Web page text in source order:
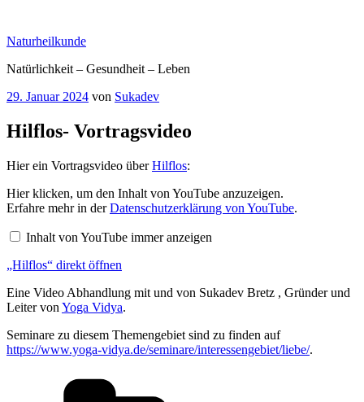
springen
Naturheilkunde
Natürlichkeit – Gesundheit – Leben
Veröffentlicht
29. Januar 2024 von Sukadev
Hilflos- Vortragsvideo
Hier ein Vortragsvideo überHilflos:
„Hilflos“
von
YouTube
Hier klicken, um den Inhalt von YouTube anzuzeigen.
Erfahre mehr in derDatenschutzerklärung von YouTube.
Inhalt von YouTube immer anzeigen
„Hilflos“ direkt öffnen
Eine Video Abhandlung mit und von Sukadev Bretz , Gründer und
Leiter von Yoga Vidya.
Seminare zu diesem Themengebiet sind zu finden auf
https://www.yoga-vidya.de/seminare/interessengebiet/liebe/.